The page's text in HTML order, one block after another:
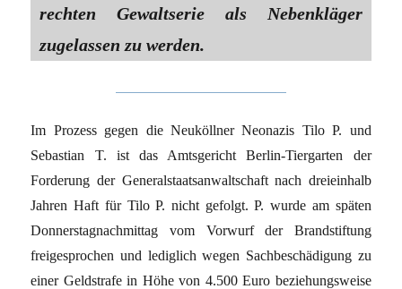
rechten Gewaltserie als Nebenkläger
zugelassen zu werden.
Im Prozess gegen die Neuköllner Neonazis Tilo P. und
Sebastian T. ist das Amtsgericht Berlin-Tiergarten der
Forderung der Generalstaatsanwaltschaft nach dreieinhalb
Jahren Haft für Tilo P. nicht gefolgt. P. wurde am späten
Donnerstagnachmittag vom Vorwurf der Brandstiftung
freigesprochen und lediglich wegen Sachbeschädigung zu
einer Geldstrafe in Höhe von 4.500 Euro beziehungsweise